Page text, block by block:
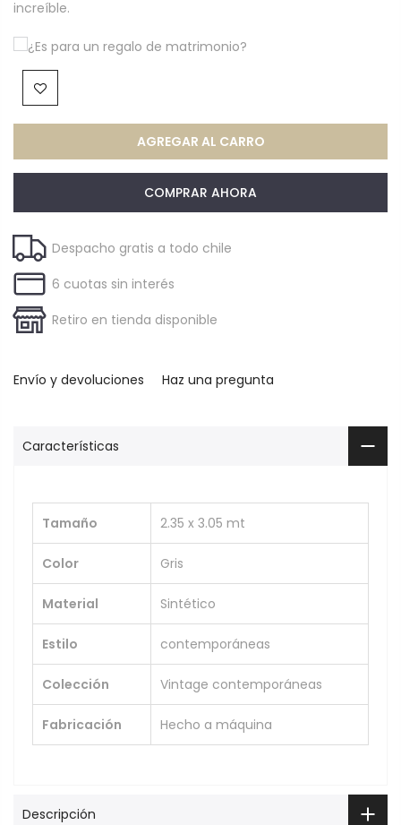
increíble.
¿Es para un regalo de matrimonio?
AGREGAR AL CARRO
COMPRAR AHORA
Despacho gratis a todo chile
6 cuotas sin interés
Retiro en tienda disponible
Envío y devoluciones Haz una pregunta
Características
Tamaño 2.35 x 3.05 mt
Color Gris
Material Sintético
Estilo contemporáneas
Colección Vintage contemporáneas
Fabricación Hecho a máquina
Descripción